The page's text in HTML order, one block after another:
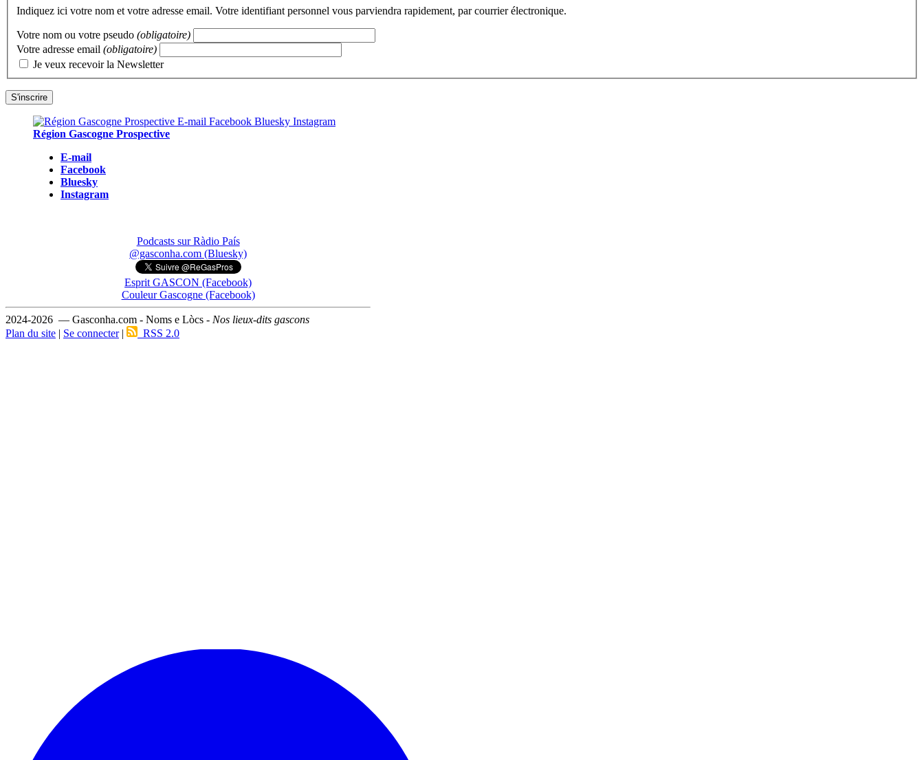
Indiquez ici votre nom et votre adresse email. Votre identifiant personnel vous parviendra rapidement, par courrier électronique.
Votre nom ou votre pseudo (obligatoire)
Votre adresse email (obligatoire)
Je veux recevoir la Newsletter
Région Gascogne Prospective
E-mail
Facebook
Bluesky
Instagram
Podcasts sur Ràdio País
@gasconha.com (Bluesky)
Esprit GASCON (Facebook)
Couleur Gascogne (Facebook)
2024-2026 — Gasconha.com - Noms e Lòcs - Nos lieux-dits gascons
Plan du site | Se connecter| RSS 2.0